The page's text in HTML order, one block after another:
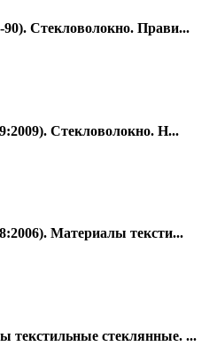
Стекловолокно. Прави...
Стекловолокно. Н...
Материалы тексти...
текстильные стеклянные. ...